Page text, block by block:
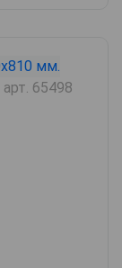
арт. 65498